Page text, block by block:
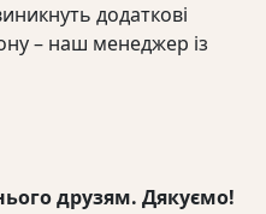
додаткові
– наш менеджер із
друзям. Дякуємо!